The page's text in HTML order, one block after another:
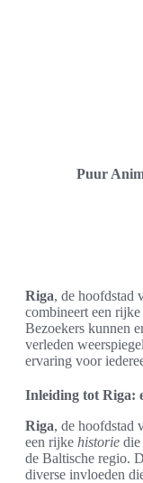
Puur
Riga, de hoofdstad
combineert een rijke
Bezoekers kunnen
verleden
ervaring voor
Inleiding tot Riga:
Riga, de hoofdstad
een rijke historie die
de Baltische regio.
diverse invloeden